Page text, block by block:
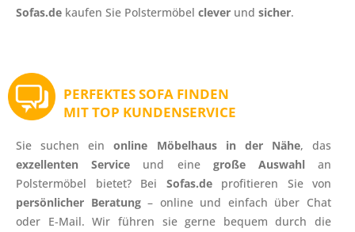
Sofas.de kaufen Sie Polstermöbel clever und sicher.
PERFEKTES SOFA FINDEN
MIT TOP KUNDENSERVICE
Sie suchen einonline Möbelhaus in der Nähe, das
exzellenten Service und eine große Auswahlan
Polstermöbel bietet? Bei Sofas.deprofitieren Sie von
persönlicher Beratung– online und einfach über Chat
oder E-Mail. Wir führen sie gerne bequem durch die